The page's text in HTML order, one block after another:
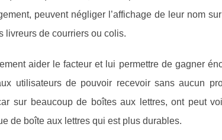
peuvent négliger l’affichage de leur nom
livreurs de courriers ou colis.
aider le facteur et lui permettre de gagner
utilisateurs de pouvoir recevoir sans aucun
sur beaucoup de boîtes aux lettres, ont peut
de boîte aux lettres qui est plus durables.